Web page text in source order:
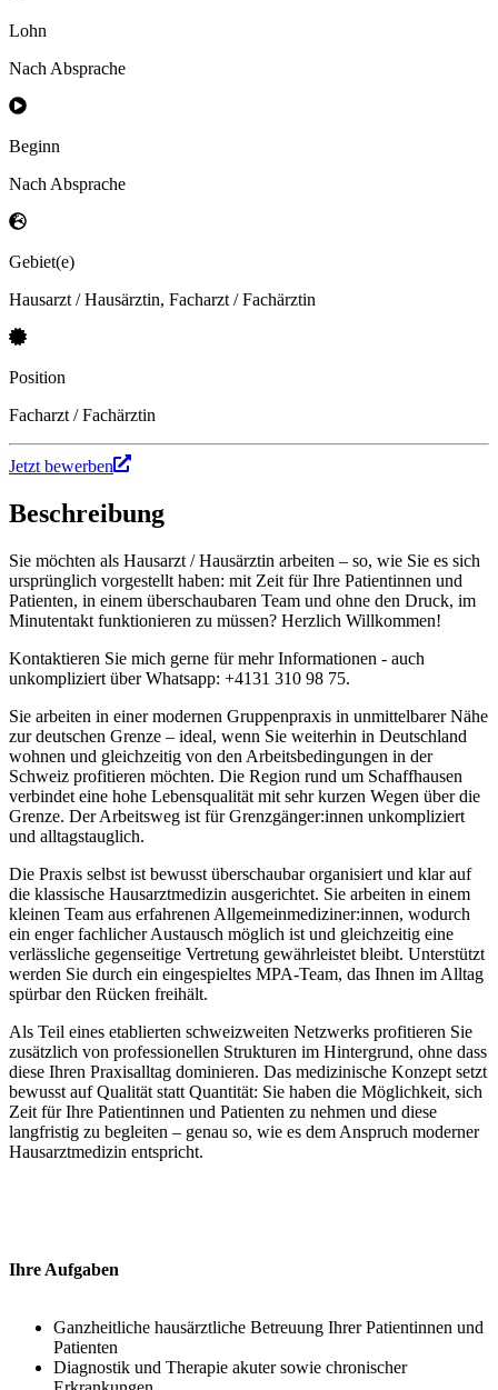
Lohn
Nach Absprache
Beginn
Nach Absprache
Gebiet(e)
Hausarzt / Hausärztin, Facharzt / Fachärztin
Position
Facharzt / Fachärztin
Jetzt bewerben
Beschreibung
Sie möchten als Hausarzt / Hausärztin arbeiten – so, wie Sie es sich
ursprünglich vorgestellt haben: mit Zeit für Ihre Patientinnen und
Patienten, in einem überschaubaren Team und ohne den Druck, im
Minutentakt funktionieren zu müssen? Herzlich Willkommen!
Kontaktieren Sie mich gerne für mehr Informationen - auch
unkompliziert über Whatsapp: +4131 310 98 75.
Sie arbeiten in einer modernen Gruppenpraxis in unmittelbarer Nähe
zur deutschen Grenze – ideal, wenn Sie weiterhin in Deutschland
wohnen und gleichzeitig von den Arbeitsbedingungen in der
Schweiz profitieren möchten. Die Region rund um Schaffhausen
verbindet eine hohe Lebensqualität mit sehr kurzen Wegen über die
Grenze. Der Arbeitsweg ist für Grenzgänger:innen unkompliziert
und alltagstauglich.
Die Praxis selbst ist bewusst überschaubar organisiert und klar auf
die klassische Hausarztmedizin ausgerichtet. Sie arbeiten in einem
kleinen Team aus erfahrenen Allgemeinmediziner:innen, wodurch
ein enger fachlicher Austausch möglich ist und gleichzeitig eine
verlässliche gegenseitige Vertretung gewährleistet bleibt. Unterstützt
werden Sie durch ein eingespieltes MPA-Team, das Ihnen im Alltag
spürbar den Rücken freihält.
Als Teil eines etablierten schweizweiten Netzwerks profitieren Sie
zusätzlich von professionellen Strukturen im Hintergrund, ohne dass
diese Ihren Praxisalltag dominieren. Das medizinische Konzept setzt
bewusst auf Qualität statt Quantität: Sie haben die Möglichkeit, sich
Zeit für Ihre Patientinnen und Patienten zu nehmen und diese
langfristig zu begleiten – genau so, wie es dem Anspruch moderner
Hausarztmedizin entspricht.
Ihre Aufgaben
Ganzheitliche hausärztliche Betreuung Ihrer Patientinnen und
Patienten
Diagnostik und Therapie akuter sowie chronischer